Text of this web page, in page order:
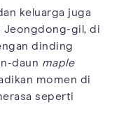
keluarga juga
Jeongdong-gil, di
dinding
daun maple
momen di
seperti